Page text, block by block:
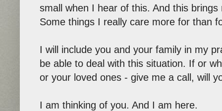
small when I hear of this. And this
Some things I really care more for than
I will include you and your family in my
be able to deal with this situation. If or
or your loved ones - give me a call, will
I am thinking of you. And I am here.